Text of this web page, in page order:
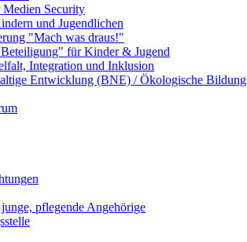
Medien Security
und Jugendlichen
"Mach was draus!"
für Kinder & Jugend
Integration und Inklusion
Entwicklung (BNE) / Ökologische Bildung
pflegende Angehörige